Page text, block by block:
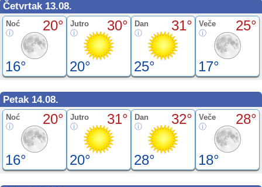
Četvrtak 13.08.
Noć 20°
16°
Jutro 30°
20°
Dan 31°
25°
Veče 25°
17°
Petak 14.08.
Noć 20°
16°
Jutro 31°
20°
Dan 32°
28°
Veče 28°
18°